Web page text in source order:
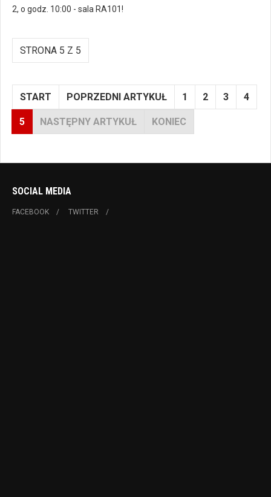
2, o godz. 10:00 - sala RA101!
STRONA 5 Z 5
START POPRZEDNI ARTYKUŁ 1 2 3 4
5 NASTĘPNY ARTYKUŁ KONIEC
SOCIAL MEDIA
FACEBOOK TWITTER